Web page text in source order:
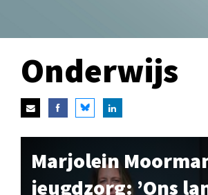
Onderwijs
Marjolein
jeugdzorg: ’Ons